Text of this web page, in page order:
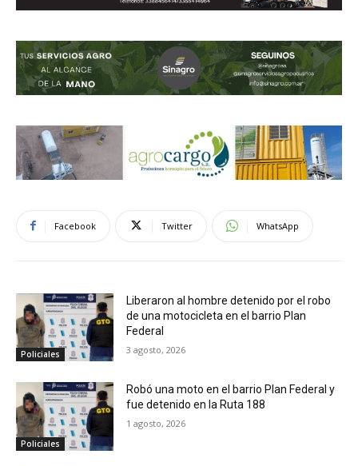
Facebook Twitter WhatsApp
Policiales
Liberaron al hombre detenido por el robo
de una motocicleta en el barrio Plan
Federal
3 agosto, 2026
Policiales
Robó una moto en el barrio Plan Federal y
fue detenido en la Ruta 188
1 agosto, 2026